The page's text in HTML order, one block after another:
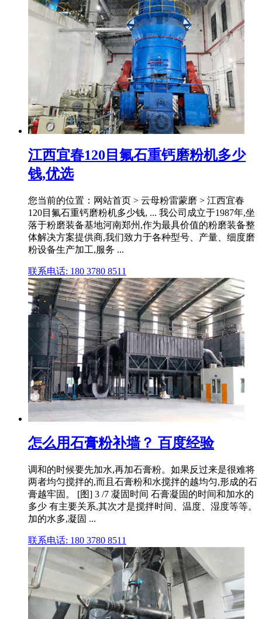
江西宜春120目氟石重钙磨粉机多少
钱,优选
您当前的位置：网站首页 > 云母粉雷蒙磨 > 江西宜春
120目氟石重钙磨粉机多少钱, ... 我公司成立于1987年,坐
落于粉磨装备基地河南郑州,作为最具价值的粉磨装备整
体解决方案提供商,我们致力于各种型号、产量、细度磨
粉设备生产加工,服务 ...
联系电话: 180 3780 8511
怎么用石膏粉补墙？ 百度经验
调和的时候要先加水,再加石膏粉。如果反过来是很难将
两者均匀搅拌的,而且石膏粉和水搅拌的越均匀,形成的石
膏越牢固。 [图] 3 /7 凝固时间 石膏凝固的时间和加水的
多少 有主要关系,其次才是搅拌时间、温度、湿度等等。
加的水多,凝固 ...
联系电话: 180 3780 8511